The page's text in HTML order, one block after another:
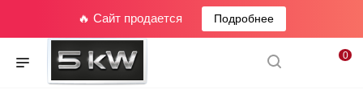
🔥 Сайт продается Подробнее
0